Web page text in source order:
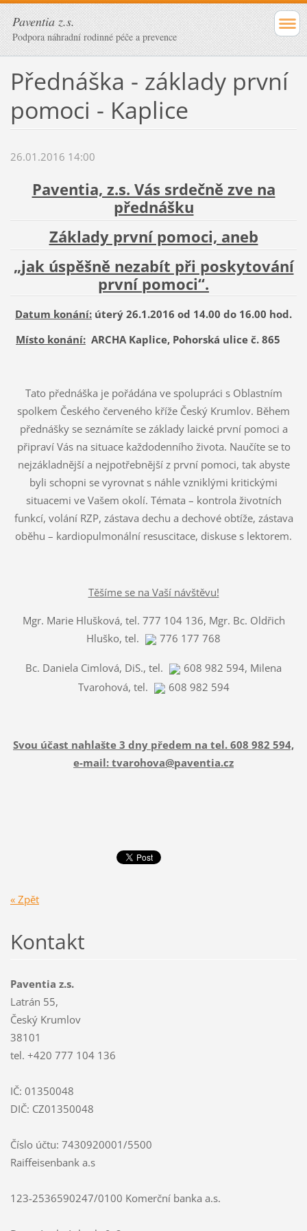
Paventia z.s.
Podpora náhradní rodinné péče a prevence
Přednáška - základy první
pomoci - Kaplice
26.01.2016 14:00
Paventia, z.s. Vás srdečně zve na
přednášku
Základy první pomoci, aneb
„jak úspěšně nezabít při poskytování
první pomoci“.
Datum konání: úterý 26.1.2016 od 14.00 do 16.00 hod.
Místo konání: ARCHA Kaplice, Pohorská ulice č. 865
Tato přednáška je pořádána ve spolupráci s Oblastním
spolkem Českého červeného kříže Český Krumlov. Během
přednášky se seznámíte se základy laické první pomoci a
připraví Vás na situace každodenního života. Naučíte se to
nejzákladnější a nejpotřebnější z první pomoci, tak abyste
byli schopni se vyrovnat s náhle vzniklými kritickými
situacemi ve Vašem okolí. Témata – kontrola životních
funkcí, volání RZP, zástava dechu a dechové obtíže, zástava
oběhu – kardiopulmonální resuscitace, diskuse s lektorem.
Těšíme se na Vaší návštěvu!
Mgr. Marie Hlušková, tel. 777 104 136, Mgr. Bc. Oldřich
Hluško, tel.
776 177 768
Bc. Daniela Cimlová, DiS., tel. 608 982 594, Milena
Tvarohová, tel.
608 982 594
Svou účast nahlašte 3 dny předem na tel. 608 982 594,
e-mail: tvarohova@paventia.cz
« Zpět
Kontakt
Paventia z.s.
Latrán 55,
Český Krumlov
38101
tel. +420 777 104 136
IČ: 01350048
DIČ: CZ01350048
Číslo účtu: 7430920001/5500
Raiffeisenbank a.s
123-2536590247/0100 Komerční banka a.s.